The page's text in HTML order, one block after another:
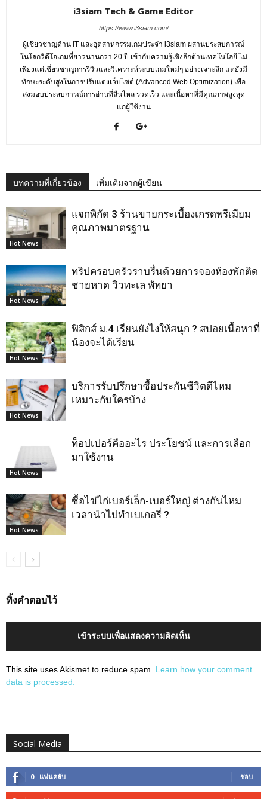
i3siam Tech & Game Editor
https://www.i3siam.com/
ผู้เชี่ยวชาญด้าน IT และอุตสาหกรรมเกมประจำ i3siam ผสานประสบการณ์
ในโลกวิดีโอเกมที่ยาวนานกว่า 20 ปี เข้ากับความรู้เชิงลึกด้านเทคโนโลยี ไม่
เพียงแต่เชี่ยวชาญการรีวิวและวิเคราะห์ระบบเกมใหม่ๆ อย่างเจาะลึก แต่ยังมี
ทักษะระดับสูงในการปรับแต่งเว็บไซต์ (Advanced Web Optimization) เพื่อ
ส่งมอบประสบการณ์การอ่านที่ลื่นไหล รวดเร็ว และเนื้อหาที่มีคุณภาพสูงสุด
แก่ผู้ใช้งาน
บทความที่เกี่ยวข้อง เพิ่มเติมจากผู้เขียน
Hot News
แจกพิกัด 3 ร้านขายกระเบื้องเกรดพรีเมียม
คุณภาพมาตรฐาน
Hot News
ทริปครอบครัวราบรื่นด้วยการจองห้องพักติด
ชายหาด วิวทะเล พัทยา
Hot News
ฟิสิกส์ ม.4 เรียนยังไงให้สนุก ? สปอยเนื้อหาที่
น้องจะได้เรียน
Hot News
บริการรับปรึกษาซื้อประกันชีวิตดีไหม
เหมาะกับใครบ้าง
Hot News
ท็อปเปอร์คืออะไร ประโยชน์ และการเลือก
มาใช้งาน
Hot News
ซื้อไข่ไก่เบอร์เล็ก-เบอร์ใหญ่ ต่างกันไหม
เวลานำไปทำเบเกอรี่ ?
ทิ้งคำตอบไว้
เข้าระบบเพื่อแสดงความคิดเห็น
This site uses Akismet to reduce spam. Learn how your comment
data is processed.
Social Media
0 แฟนคลับ ชอบ